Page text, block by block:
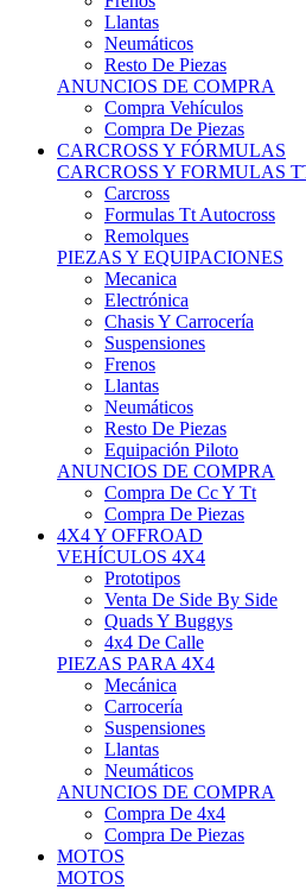
Neumáticos
Resto De Piezas
ANUNCIOS DE COMPRA
Compra Vehículos
Compra De Piezas
CARCROSS Y FÓRMULAS
CARCROSS Y FORMULAS TT
Carcross
Formulas Tt Autocross
Remolques
PIEZAS Y EQUIPACIONES
Mecanica
Electrónica
Chasis Y Carrocería
Suspensiones
Frenos
Llantas
Neumáticos
Resto De Piezas
Equipación Piloto
ANUNCIOS DE COMPRA
Compra De Cc Y Tt
Compra De Piezas
4X4 Y OFFROAD
VEHÍCULOS 4X4
Prototipos
Venta De Side By Side
Quads Y Buggys
4x4 De Calle
PIEZAS PARA 4X4
Mecánica
Carrocería
Suspensiones
Llantas
Neumáticos
ANUNCIOS DE COMPRA
Compra De 4x4
Compra De Piezas
MOTOS
MOTOS
Motos De Circuito